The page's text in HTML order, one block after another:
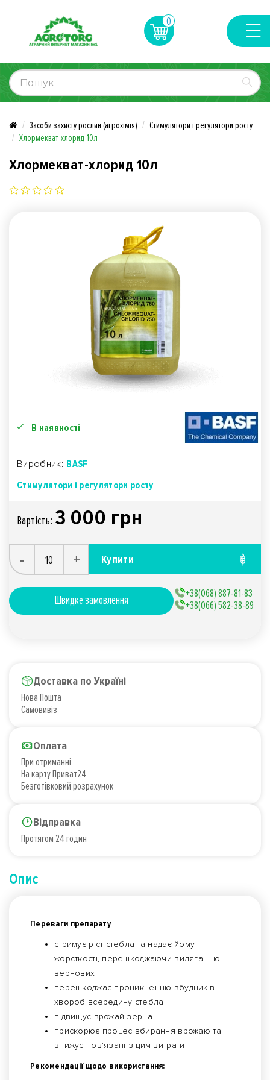
0
Засоби захисту рослин (агрохімія)
Стимулятори і регулятори росту
Хлормекват-хлорид 10л
Хлормекват-хлорид 10л
В наявності
Виробник: BASF
Стимулятори і регулятори росту
Вартiсть: 3 000 грн
- + Купити
Швидке замовлення
+38(068) 887-81-83
+38(066) 582-38-89
Доставка по Україні
Нова Пошта
Самовивіз
Оплата
При отриманні
На карту Приват24
Безготівковий розрахунок
Відправка
Протягом 24 годин
Опис
Переваги препарату
стримує рiст стебла та надає йому
жорсткостi, перешкоджаючи виляганню
зернових
перешкоджає проникненню збудникiв
хвороб всередину стебла
підвищує врожай зерна
прискорює процес збирання врожаю та
знижує пов’язанi з цим витрати
Рекомендації щодо використання: